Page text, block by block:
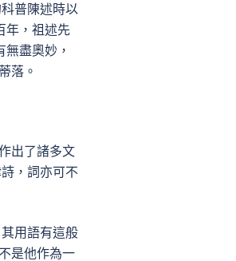
普陳述時以
年，祖述先
盡奧妙，
落。
出了諸多文
，詞亦可不
用語有這般
是他作為一